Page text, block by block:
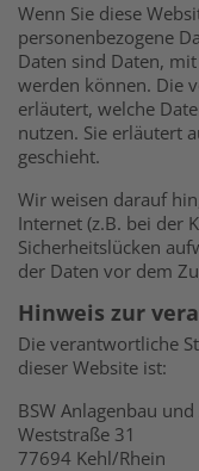
Wenn Sie diese
personenbezogene
Daten sind Daten,
werden können. Die
erläutert, welche
nutzen. Sie erläutert
geschieht.
Wir weisen darauf
Internet (z.B. bei der
Sicherheitslücken
der Daten vor dem
Hinweis zur
Die verantwortliche
dieser Website ist:
BSW Anlagenbau
Weststraße 31
77694 Kehl/Rhein